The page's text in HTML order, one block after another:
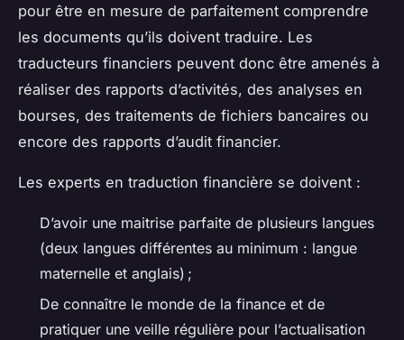
pour être en mesure de parfaitement comprendre
les documents qu’ils doivent traduire. Les
traducteurs financiers peuvent donc être amenés à
réaliser des rapports d’activités, des analyses en
bourses, des traitements de fichiers bancaires ou
encore des rapports d’audit financier.
Les experts en traduction financière se doivent :
D’avoir une maitrise parfaite de plusieurs langues
(deux langues différentes au minimum : langue
maternelle et anglais) ;
De connaître le monde de la finance et de
pratiquer une veille régulière pour l’actualisation